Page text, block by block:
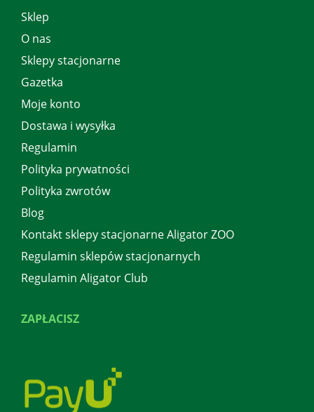
Sklep
O nas
Sklepy stacjonarne
Gazetka
Moje konto
Dostawa i wysyłka
Regulamin
Polityka prywatności
Polityka zwrotów
Blog
Kontakt sklepy stacjonarne Aligator ZOO
Regulamin sklepów stacjonarnych
Regulamin Aligator Club
ZAPŁACISZ